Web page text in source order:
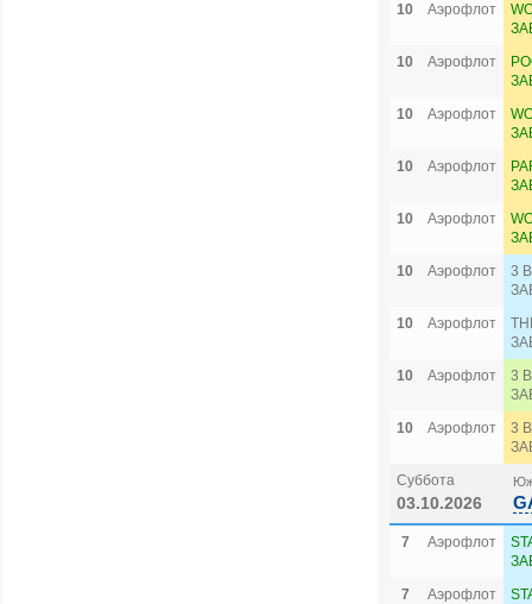
10 Аэрофлот
10
Аэрофлот
10
Аэрофлот
10
Аэрофлот
10
Аэрофлот
10
Аэрофлот
3
10
Аэрофлот
10
Аэрофлот
3
10
Аэрофлот
3
Суббота
03.10.2026
7 Аэрофлот
7
Аэрофлот